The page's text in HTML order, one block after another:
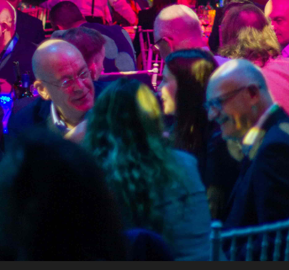
Cases Dealer VIP evenement